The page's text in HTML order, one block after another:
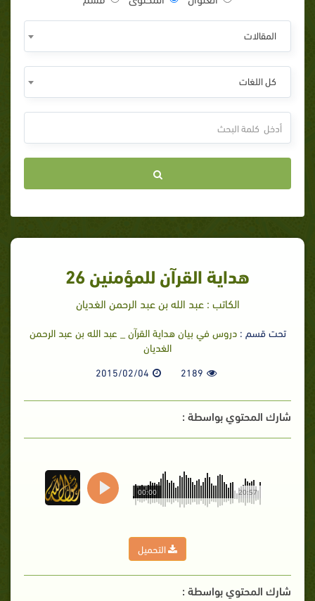
المقالات
كل اللغات
هداية القرآن للمؤمنين 26
الكاتب : عبد الله بن عبد الرحمن الغديان
تحت قسم :دروس في بيان هداية القرآن _ عبد الله بن عبد الرحمن
الغديان
2189
2015/02/04
شارك المحتوي بواسطة :
20:57
00:00
التحميل
شارك المحتوي بواسطة :